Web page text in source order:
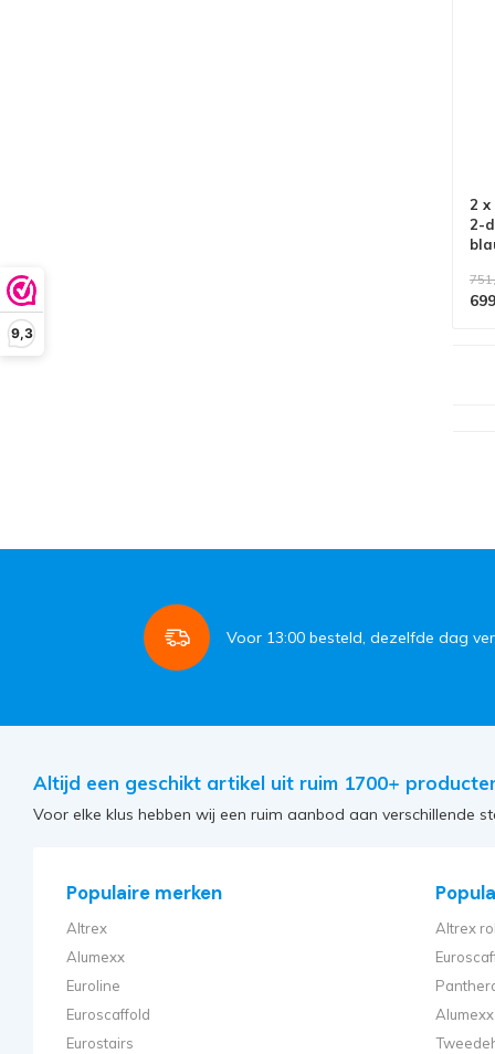
9,3
2 x
2-
Voor 13:00 besteld, dezelfde dag
Altijd een geschikt artikel uit ruim 1700+
Voor elke klus hebben wij een ruim aanbod aan verschillende
Populaire merken
Altrex
Alumexx
Euroline
Euroscaffold
Eurostairs
Altrex